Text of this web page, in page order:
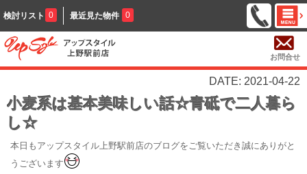
検討リスト 0 最近見た物件 0
お問合せ
DATE: 2021-04-22
小麦系は基本美味しい話☆青砥で二人暮ら
し☆
本日もアップスタイル上野駅前店のブログをご覧いただき誠にありがと
うございます